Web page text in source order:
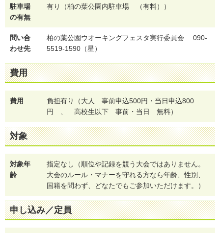
駐車場
の有無
有り（柏の葉公園内駐車場 （有料））
問い合
わせ先
柏の葉公園ウオーキングフェスタ実行委員会 090-
5519-1590（星）
費用
費用
負担有り（大人 事前申込500円・当日申込800
円 、 高校生以下 事前・当日 無料）
対象
対象年
齢
指定なし（順位や記録を競う大会ではありません。
大会のルール・マナーを守れる方なら年齢、性別、
国籍を問わず、どなたでもご参加いただけます。）
申し込み／定員